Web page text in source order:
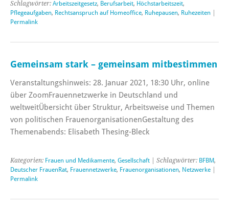
Schlagwörter: Arbeitszeitgesetz, Berufsarbeit, Höchstarbeitszeit,
Pflegeaufgaben, Rechtsanspruch auf Homeoffice, Ruhepausen, Ruhezeiten
Permalink
Gemeinsam stark – gemeinsam mitbestimmen
Veranstaltungshinweis: 28. Januar 2021, 18:30 Uhr, online
über ZoomFrauennetzwerke in Deutschland und
weltweitÜbersicht über Struktur, Arbeitsweise und Themen
von politischen FrauenorganisationenGestaltung des
Themenabends: Elisabeth Thesing-Bleck
Kategorien: Frauen und Medikamente, Gesellschaft | Schlagwörter: BFBM,
Deutscher FrauenRat, Frauennetzwerke, Frauenorganisationen, Netzwerke
Permalink